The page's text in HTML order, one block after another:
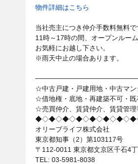
物件詳細はこちら
当社売主につき仲介手数料無料で
11時～17時の間、オープンルーム
お気軽にお越し下さい。
※雨天中止の場合あります。
☆中古戸建・戸建用地・中古マン
☆借地権・底地・再建築不可・既
☆売買仲介、賃貸仲介、賃貸管理
オリーブライフ株式会社
東京都知事（2）第103117号
〒112-0011 東京都文京区千石4
TEL: 03-5981-8038